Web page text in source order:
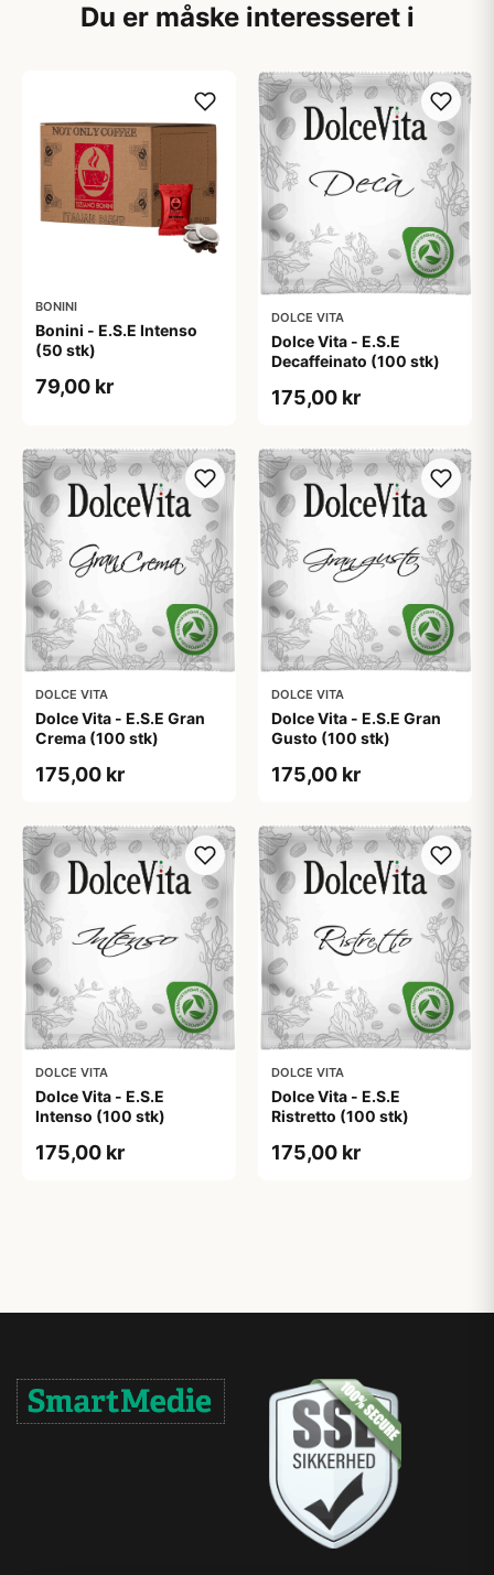
Du er måske interesseret i
BONINI
Bonini - E.S.E Intenso
(50 stk)
79,00 kr
DOLCE VITA
Dolce Vita - E.S.E
Decaffeinato (100 stk)
175,00 kr
DOLCE VITA
Dolce Vita - E.S.E Gran
Crema (100 stk)
175,00 kr
DOLCE VITA
Dolce Vita - E.S.E Gran
Gusto (100 stk)
175,00 kr
DOLCE VITA
Dolce Vita - E.S.E
Intenso (100 stk)
175,00 kr
DOLCE VITA
Dolce Vita - E.S.E
Ristretto (100 stk)
175,00 kr